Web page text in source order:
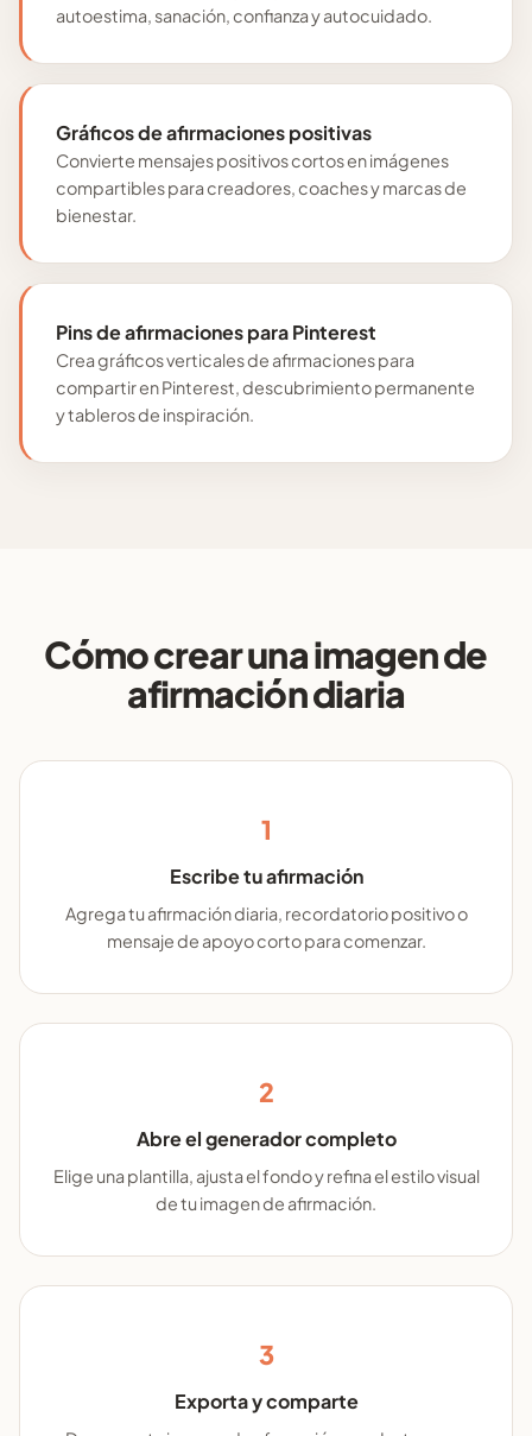
autoestima, sanación, confianza y autocuidado.
Gráficos de afirmaciones positivas
Convierte mensajes positivos cortos en imágenes
compartibles para creadores, coaches y marcas de
bienestar.
Pins de afirmaciones para Pinterest
Crea gráficos verticales de afirmaciones para
compartir en Pinterest, descubrimiento permanente
y tableros de inspiración.
Cómo crear una imagen de
afirmación diaria
1
Escribe tu afirmación
Agrega tu afirmación diaria, recordatorio positivo o
mensaje de apoyo corto para comenzar.
2
Abre el generador completo
Elige una plantilla, ajusta el fondo y refina el estilo visual
de tu imagen de afirmación.
3
Exporta y comparte